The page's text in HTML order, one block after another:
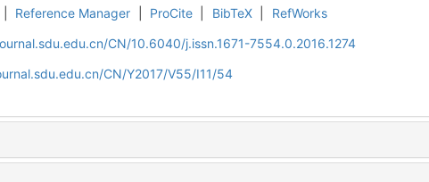
Reference Manager ProCite BibTeX
RefWorks
CN/10.6040/j.issn.1671-7554.0.2016.1274
CN/Y2017/V55/I11/54